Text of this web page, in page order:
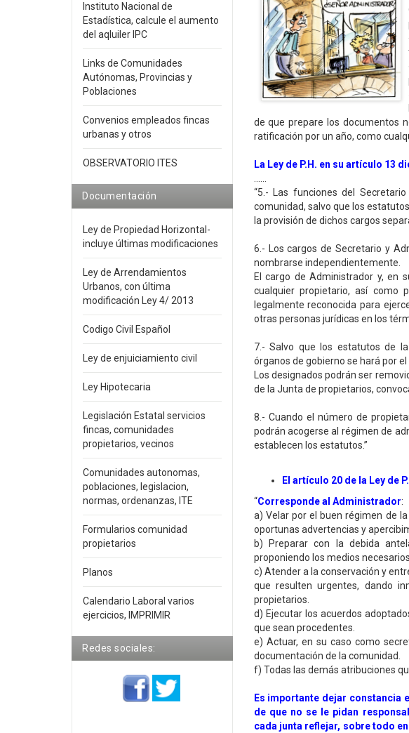
de que prepare los documentos
ratificación por un año, como
La Ley de P.H. en su artículo 13
……
“5.- Las funciones del
comunidad, salvo que los
la provisión de dichos cargos
6.- Los cargos de Secretario y
nombrarse independientemente.
El cargo de Administrador y, en
cualquier propietario, así como
legalmente reconocida para
otras personas jurídicas en los
7.- Salvo que los estatutos de
órganos de gobierno se hará por
Los designados podrán ser
de la Junta de propietarios,
8.- Cuando el número de
podrán acogerse al régimen de
establecen los estatutos.”
El artículo 20 de la Ley de
“Corresponde al Administrador:
a) Velar por el buen régimen de
oportunas advertencias y
b) Preparar con la debida
proponiendo los medios
c) Atender a la conservación y
que resulten urgentes, dando
propietarios.
d) Ejecutar los acuerdos
que sean procedentes.
e) Actuar, en su caso como
documentación de la comunidad.
f) Todas las demás atribuciones
Es importante dejar constancia
de que no se le pidan
cada junta reflejar, sobre todo
Instituto Nacional de
Estadística, calcule el aumento
del aqluiler IPC
Links de Comunidades
Autónomas, Provincias y
Poblaciones
Convenios empleados fincas
urbanas y otros
OBSERVATORIO ITES
Documentación
Ley de Propiedad Horizontal-
incluye últimas modificaciones
Ley de Arrendamientos
Urbanos, con última
modificación Ley 4/ 2013
Codigo Civil Español
Ley de enjuiciamiento civil
Ley Hipotecaria
Legislación Estatal servicios
fincas, comunidades
propietarios, vecinos
Comunidades autonomas,
poblaciones, legislacion,
normas, ordenanzas, ITE
Formularios comunidad
propietarios
Planos
Calendario Laboral varios
ejercicios, IMPRIMIR
Redes sociales: